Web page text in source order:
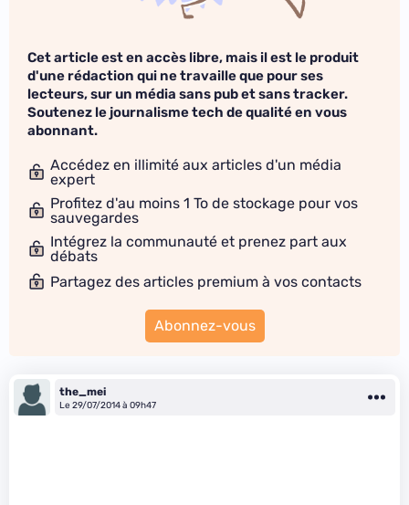
Cet article est en accès libre, mais il est le produit
d'une rédaction qui ne travaille que pour ses
lecteurs, sur un média sans pub et sans tracker.
Soutenez le journalisme tech de qualité en vous
abonnant.
Accédez en illimité aux articles d'un média
expert
Profitez d'au moins 1 To de stockage pour vos
sauvegardes
Intégrez la communauté et prenez part aux
débats
Partagez des articles premium à vos contacts
Abonnez-vous
the_mei
Le 29/07/2014 à 09h47